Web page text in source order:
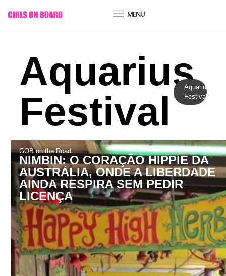
conteúdo
Aquarius
Festival
Aquarius
Festival
GOB on the Road
NIMBIN: O CORAÇÃO HIPPIE DA
AUSTRÁLIA, ONDE A LIBERDADE
AINDA RESPIRA SEM PEDIR
LICENÇA